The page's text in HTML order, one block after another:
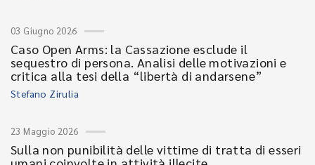
03 Giugno 2026
Caso Open Arms: la Cassazione esclude il
sequestro di persona. Analisi delle motivazioni e
critica alla tesi della “libertà di andarsene”
Stefano Zirulia
23 Maggio 2026
Sulla non punibilità delle vittime di tratta di esseri